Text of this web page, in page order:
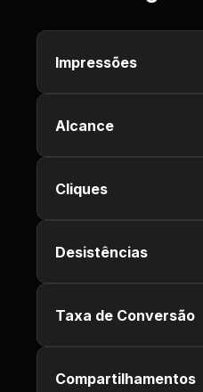
Impressões
Alcance
Cliques
Desistências
Taxa de Conversão
Compartilhamentos